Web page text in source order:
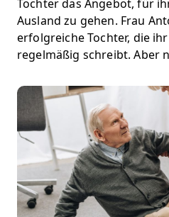
Tochter das Angebot, für
Ausland zu gehen. Frau
erfolgreiche Tochter, die
regelmäßig schreibt. Aber